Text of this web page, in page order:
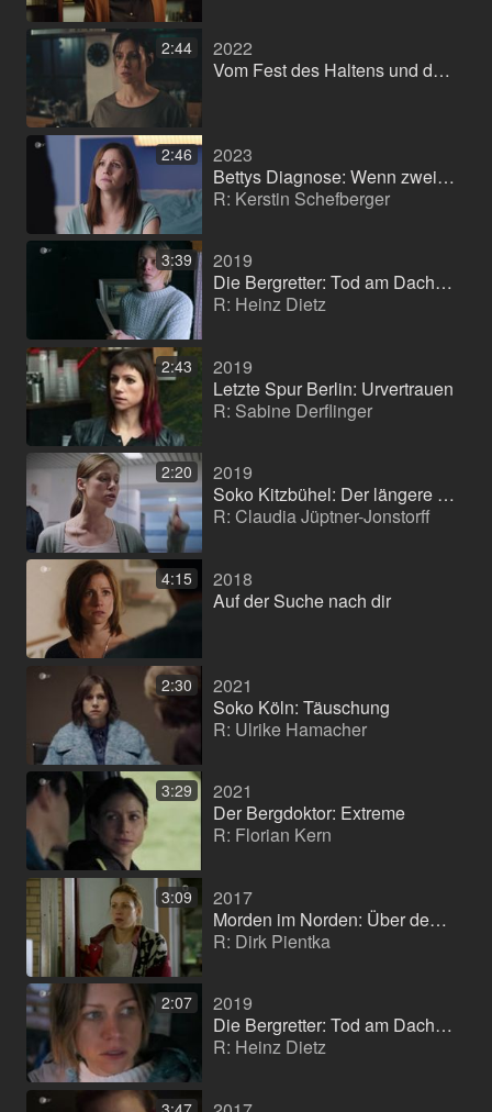
2:44
2022
Vom Fest des Haltens und dem Los des Lassens- Regie: Dominik Klingberg
2:46
2023
Bettys Diagnose: Wenn zwei sich lieben
R: Kerstin Schefberger
3:39
2019
Die Bergretter: Tod am Dachstein
R: Heinz Dietz
2:43
2019
Letzte Spur Berlin: Urvertrauen
R: Sabine Derflinger
2:20
2019
Soko Kitzbühel: Der längere Atem
R: Claudia Jüptner-Jonstorff
4:15
2018
Auf der Suche nach dir
2:30
2021
Soko Köln: Täuschung
R: Ulrike Hamacher
3:29
2021
Der Bergdoktor: Extreme
R: Florian Kern
3:09
2017
Morden im Norden: Über den Tod hinaus
R: Dirk Pientka
2:07
2019
Die Bergretter: Tod am Dachstein
R: Heinz Dietz